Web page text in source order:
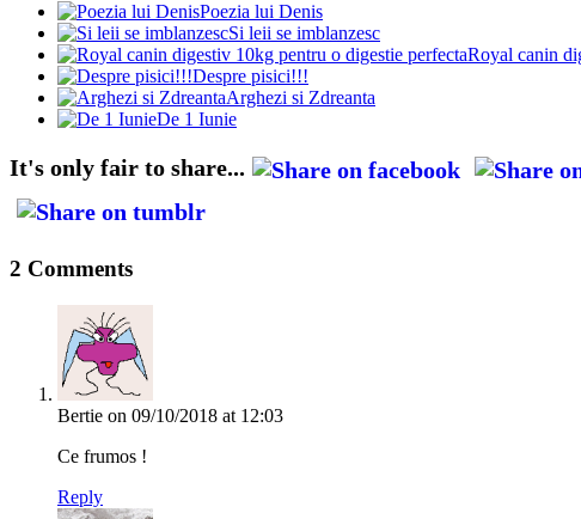
Poezia lui Denis
Si leii se imblanzesc
Royal canin
Despre pisici!!!
Arghezi si Zdreanta
De 1 Iunie
It's only fair to share...
2 Comments
Bertie on 09/10/2018 at 12:03
Ce frumos !
Reply